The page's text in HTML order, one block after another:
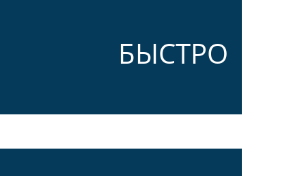
БЫСТРО